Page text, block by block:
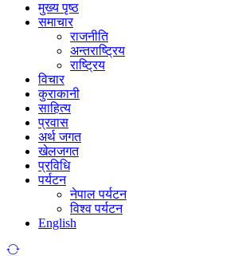
मुख्य पृष्ठ
समाचार
राजनीति
अन्तराष्ट्रिय
राष्ट्रिय
विचार
कुराकानी
साहित्य
प्रवास
अर्थ जगत
खेलजगत
प्रविधि
पर्यटन
नेपाल पर्यटन
विश्व पर्यटन
English